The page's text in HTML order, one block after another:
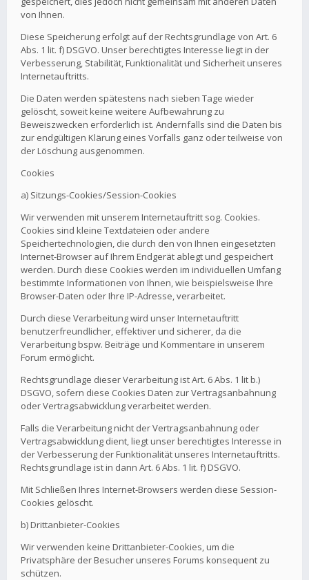
von Ihnen.
Diese Speicherung erfolgt auf der Rechtsgrundlage von Art. 6
Abs. 1 lit. f) DSGVO. Unser berechtigtes Interesse liegt in der
Verbesserung, Stabilität, Funktionalität und Sicherheit unseres
Internetauftritts.
Die Daten werden spätestens nach sieben Tage wieder
gelöscht, soweit keine weitere Aufbewahrung zu
Beweiszwecken erforderlich ist. Andernfalls sind die Daten bis
zur endgültigen Klärung eines Vorfalls ganz oder teilweise von
der Löschung ausgenommen.
Cookies
a) Sitzungs-Cookies/Session-Cookies
Wir verwenden mit unserem Internetauftritt sog. Cookies.
Cookies sind kleine Textdateien oder andere
Speichertechnologien, die durch den von Ihnen eingesetzten
Internet-Browser auf Ihrem Endgerät ablegt und gespeichert
werden. Durch diese Cookies werden im individuellen Umfang
bestimmte Informationen von Ihnen, wie beispielsweise Ihre
Browser-Daten oder Ihre IP-Adresse, verarbeitet.
Durch diese Verarbeitung wird unser Internetauftritt
benutzerfreundlicher, effektiver und sicherer, da die
Verarbeitung bspw. Beiträge und Kommentare in unserem
Forum ermöglicht.
Rechtsgrundlage dieser Verarbeitung ist Art. 6 Abs. 1 lit b.)
DSGVO, sofern diese Cookies Daten zur Vertragsanbahnung
oder Vertragsabwicklung verarbeitet werden.
Falls die Verarbeitung nicht der Vertragsanbahnung oder
Vertragsabwicklung dient, liegt unser berechtigtes Interesse in
der Verbesserung der Funktionalität unseres Internetauftritts.
Rechtsgrundlage ist in dann Art. 6 Abs. 1 lit. f) DSGVO.
Mit Schließen Ihres Internet-Browsers werden diese Session-
Cookies gelöscht.
b) Drittanbieter-Cookies
Wir verwenden keine Drittanbieter-Cookies, um die
Privatsphäre der Besucher unseres Forums konsequent zu
schützen.